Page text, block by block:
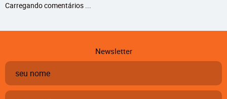
Carregando comentários ...
Newsletter